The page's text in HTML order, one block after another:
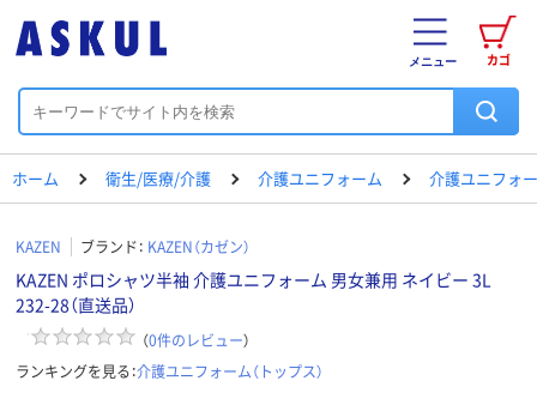
カゴ
メニュー
ホーム 衛生/医療/介護 介護ユニフォーム 介護ユニフォー
KAZEN ブランド： KAZEN（カゼン）
KAZEN ポロシャツ半袖 介護ユニフォーム 男女兼用 ネイビー 3L
232-28（直送品）
（0件のレビュー）
ランキングを見る：介護ユニフォーム（トップス）